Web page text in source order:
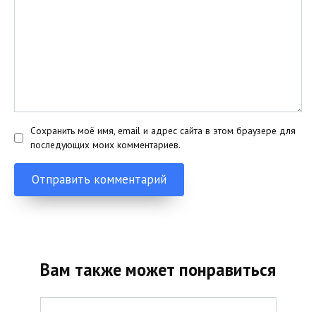
Сохранить моё имя, email и адрес сайта в этом браузере для
последующих моих комментариев.
Вам также может понравиться